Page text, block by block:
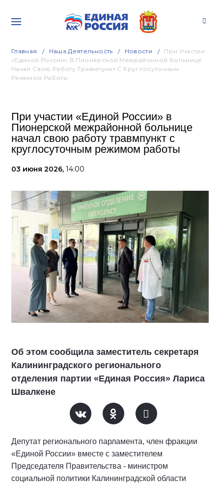
Главная Наша Деятельность Новости
При Участии
«Единой России» В Пионерской Межрайонной Больнице
Начал Свою Работу Травмпункт С Круглосуточным
Режимом Работы
При участии «Единой России» в
Пионерской межрайонной больнице
начал свою работу травмпункт с
круглосуточным режимом работы
03 июня 2026, 14:00
Об этом сообщила заместитель секретаря
Калининградского регионального
отделения партии «Единая Россия» Лариса
Швалкене
Депутат регионального парламента, член фракции
«Единой России» вместе с заместителем
Председателя Правительства - министром
социальной политики Калининградской области